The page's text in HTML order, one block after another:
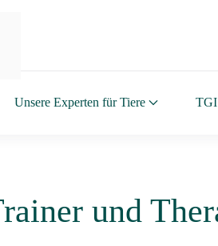
Unsere Experten für Tiere TGI
und